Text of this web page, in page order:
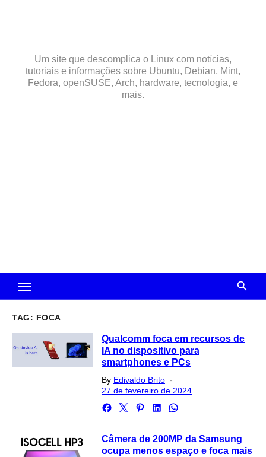
Um site que descomplica o Linux com notícias,
tutoriais e informações sobre Ubuntu, Debian, Mint,
Fedora, openSUSE, Arch, hardware, tecnologia, e
mais.
TAG: FOCA
Qualcomm foca em recursos de
IA no dispositivo para
smartphones e PCs
By Edivaldo Brito
on
27 de fevereiro de 2024
Câmera de 200MP da Samsung
ocupa menos espaço e foca mais